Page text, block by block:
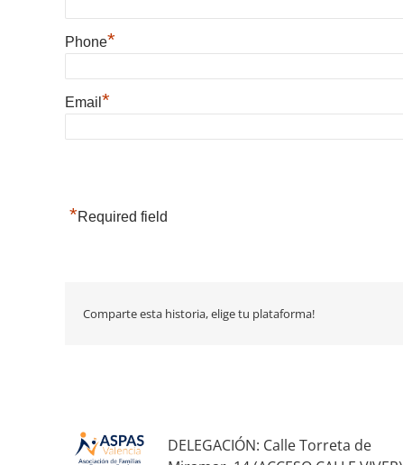
Phone*
Email *
*Required field
Comparte esta historia, elige tu plataforma!
DELEGACIÓN: Calle Torreta de